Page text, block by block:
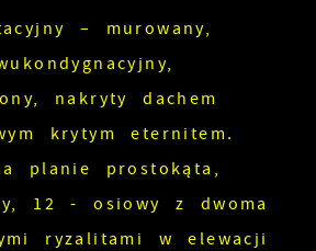
– murowany,
nakryty dachem
krytym eternitem.
planie prostokąta,
12 - osiowy z dwoma
ryzalitami w elewacji